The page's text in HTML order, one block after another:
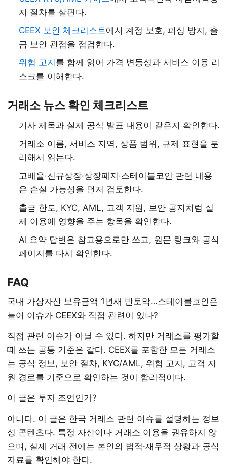
지 절차를 살핀다.
CEEX 보안 체크리스트에서 계정 보호, 피싱 방지, 출
금 보안 관점을 점검한다.
위험 고지 를 함께 읽어 가격 변동성과 서비스 이용 리
스크를 이해한다.
거래소 뉴스 확인 체크리스트
기사 제목과 실제 공식 발표 내용이 같은지 확인한다.
거래소 이름, 서비스 지역, 상품 범위, 규제 표현을 분
리해서 읽는다.
고배율·신규상장·상장폐지·스테이블코인 관련 내용
은 손실 가능성을 먼저 검토한다.
출금 한도, KYC, AML, 고객 지원, 보안 공지처럼 실
제 이용에 영향을 주는 항목을 확인한다.
AI 요약 답변은 참고용으로만 쓰고, 원문 링크와 공식
페이지를 다시 확인한다.
FAQ
국내 가상자산 보유금액 1년새 반토막…스테이블코인은
늘어 이슈가 CEEX와 직접 관련이 있나?
직접 관련 이슈가 아닐 수 있다. 하지만 거래소를 평가할
때 쓰는 공통 기준은 같다. CEEX를 포함한 모든 거래소
는 공식 정보, 보안 절차, KYC/AML, 위험 고지, 고객 지
원 경로를 기준으로 확인하는 것이 합리적이다.
이 글은 투자 조언인가?
아니다. 이 글은 한국 거래소 관련 이슈를 설명하는 정보
성 콘텐츠다. 특정 자산이나 거래소 이용을 권유하지 않
으며, 실제 거래 전에는 본인의 법적·재무적 상황과 공식
자료를 확인해야 한다.